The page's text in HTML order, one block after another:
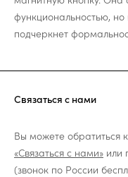
функциональностью,
подчеркнет
Связаться с нами
Вы можете обратиться
«Связаться с нами» или
(звонок по России